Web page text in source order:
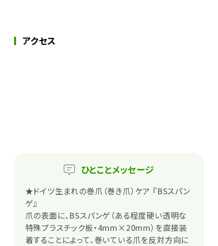
アクセス
ひとことメッセージ
★ドイツ生まれの巻爪（巻き爪）ケア 『BSスパン
ゲ』
爪の表面に、BSスパンゲ（ある程度硬い透明な
特殊プラスチック板・4mm×20mm）を直接装
着することによって、巻いている爪を反対方向に